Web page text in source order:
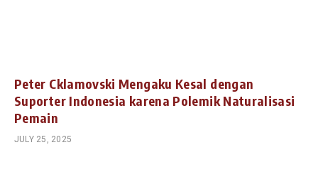
Peter Cklamovski Mengaku Kesal dengan
Suporter Indonesia karena Polemik Naturalisasi
Pemain
JULY 25, 2025